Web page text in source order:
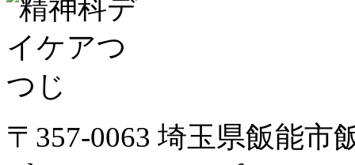
〒357-0063 埼玉県飯能市